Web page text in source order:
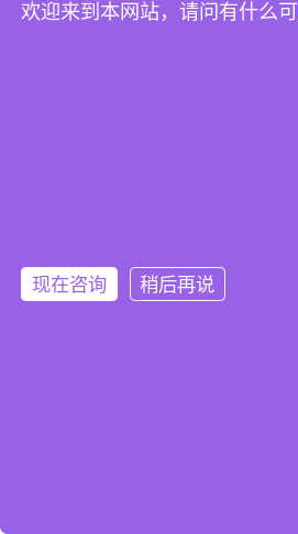
欢迎来到本网站，请问有什么可
现在咨询 稍后再说